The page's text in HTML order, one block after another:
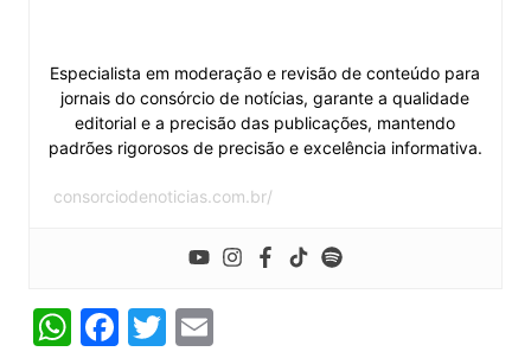
Especialista em moderação e revisão de conteúdo para
jornais do consórcio de notícias, garante a qualidade
editorial e a precisão das publicações, mantendo
padrões rigorosos de precisão e excelência informativa.
consorciodenoticias.com.br/
W F T E